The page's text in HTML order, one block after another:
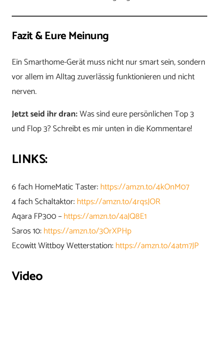
Fazit & Eure Meinung
Ein Smarthome-Gerät muss nicht nur smart sein, sondern
vor allem im Alltag zuverlässig funktionieren und nicht
nerven.
Jetzt seid ihr dran:Was sind eure persönlichen Top 3
und Flop 3? Schreibt es mir unten in die Kommentare!
LINKS:
6 fach HomeMatic Taster:https://amzn.to/4kOnM07
4 fach Schaltaktor:https://amzn.to/4rqsJOR
Aqara FP300 –https://amzn.to/4aJQ8E1
Saros 10:https://amzn.to/3OrXPHp
Ecowitt Wittboy Wetterstation:https://amzn.to/4atm7JP
Video